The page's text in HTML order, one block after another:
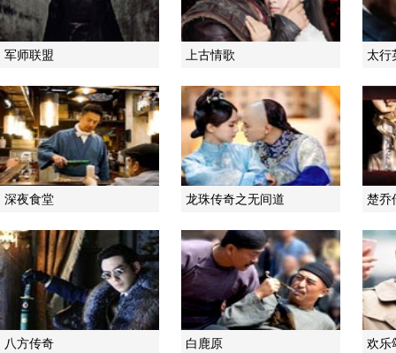
军师联盟 上古情歌 太行
深夜食堂 龙珠传奇之无间道 楚乔
八方传奇 白鹿原 欢乐